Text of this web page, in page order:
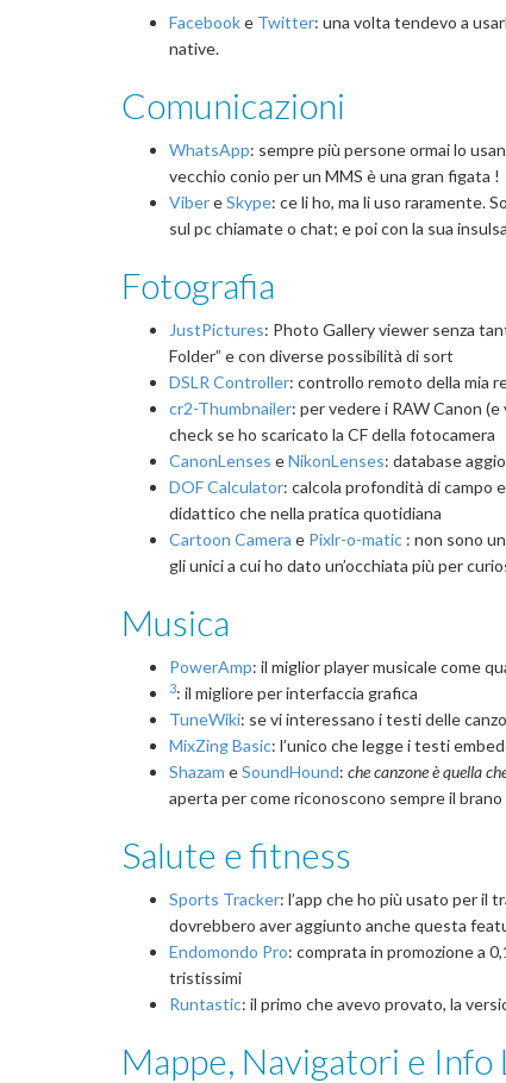
Facebooke Twitter: una volta tendevo a
native.
Comunicazioni
WhatsApp: sempre più persone ormai lo
vecchio conio per un MMS è una gran figata !
VibereSkype: ce li ho, ma li uso raramente.
sul pc chiamate o chat; e poi con la sua
Fotografia
JustPictures: Photo Gallery viewer senza
Folder” e con diverse possibilità di sort
DSLR Controller: controllo remoto della mia
cr2-Thumbnailer: per vedere i RAW Canon
check se ho scaricato la CF della fotocamera
CanonLenses eNikonLenses: database
DOF Calculator: calcola profondità di campo
didattico che nella pratica quotidiana
Cartoon Camera e Pixlr-o-matic : non sono
gli unici a cui ho dato un’occhiata più per
Musica
PowerAmp: il miglior player musicale come
3: il migliore per interfaccia grafica
TuneWiki: se vi interessano i testi delle
MixZing Basic: l’unico che legge i testi
Shazam eSoundHound: che canzone è quella
aperta per come riconoscono sempre il brano
Salute e fitness
Sports Tracker: l’app che ho più usato per il
dovrebbero aver aggiunto anche questa
Endomondo Pro: comprata in promozione a
tristissimi
Runtastic: il primo che avevo provato, la
Mappe, Navigatori e Info